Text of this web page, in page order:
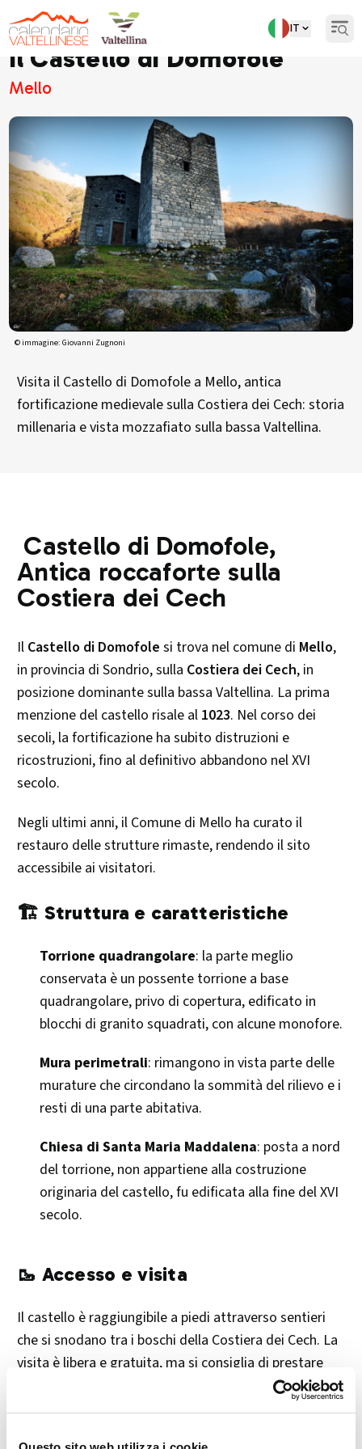
IT
Il Castello di Domofole
Mello
© immagine: Giovanni Zugnoni
Visita il Castello di Domofole a Mello, antica
fortificazione medievale sulla Costiera dei Cech: storia
millenaria e vista mozzafiato sulla bassa Valtellina.
Castello di Domofole,
Antica roccaforte sulla
Costiera dei Cech
Il Castello di Domofole si trova nel comune di Mello,
in provincia di Sondrio, sulla Costiera dei Cech, in
posizione dominante sulla bassa Valtellina. La prima
menzione del castello risale al 1023. Nel corso dei
secoli, la fortificazione ha subito distruzioni e
ricostruzioni, fino al definitivo abbandono nel XVI
secolo.
Negli ultimi anni, il Comune di Mello ha curato il
restauro delle strutture rimaste, rendendo il sito
accessibile ai visitatori. ​
🏗️ Struttura e caratteristiche
Torrione quadrangolare: la parte meglio
conservata è un possente torrione a base
quadrangolare, privo di copertura, edificato in
blocchi di granito squadrati, con alcune monofore.
Mura perimetrali: rimangono in vista parte delle
murature che circondano la sommità del rilievo e i
resti di una parte abitativa.
Chiesa di Santa Maria Maddalena: posta a nord
del torrione, non appartiene alla costruzione
originaria del castello, fu edificata alla fine del XVI
secolo. ​
🥾 Accesso e visita
Il castello è raggiungibile a piedi attraverso sentieri
che si snodano tra i boschi della Costiera dei Cech. La
visita è libera e gratuita, ma si consiglia di prestare
attenzione al terreno irregolare e di indossare
calzature adeguate.​